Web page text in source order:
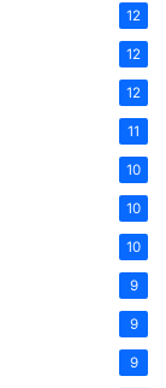
12
12
12
11
10
10
10
9
9
9